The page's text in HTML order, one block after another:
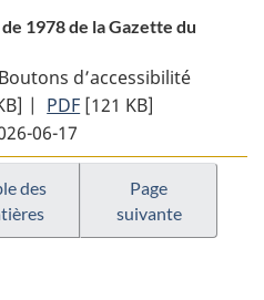
1978 de la Gazette du
d’accessibilité
| PDF Texte
:
Règlement
le
[121 KB]
06-17
des
Page
suivante